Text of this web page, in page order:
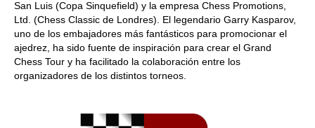
San Luis (Copa Sinquefield) y la empresa Chess Promotions,
Ltd. (Chess Classic de Londres). El legendario Garry Kasparov,
uno de los embajadores más fantásticos para promocionar el
ajedrez, ha sido fuente de inspiración para crear el Grand
Chess Tour y ha facilitado la colaboración entre los
organizadores de los distintos torneos.